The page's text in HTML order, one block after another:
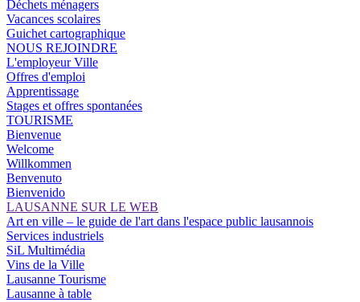
Déchets ménagers
Vacances scolaires
Guichet cartographique
NOUS REJOINDRE
L'employeur Ville
Offres d'emploi
Apprentissage
Stages et offres spontanées
TOURISME
Bienvenue
Welcome
Willkommen
Benvenuto
Bienvenido
LAUSANNE SUR LE WEB
Art en ville – le guide de l'art dans l'espace public lausannois
Services industriels
SiL Multimédia
Vins de la Ville
Lausanne Tourisme
Lausanne à table